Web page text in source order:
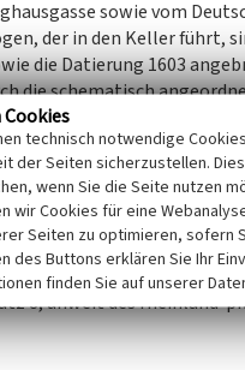
sowie vom
der in den Keller führt,
die Datierung 1603
die schematisch
Schlossanlage vermittelt.
sich am Hauptzugang
welcher sich
abschließt.
8, unweit des rheinland-
technisch notwendige
der Seiten sicherzustellen.
wenn Sie die Seite nutzen
wir Cookies für eine
Seiten zu optimieren, sofern
des Buttons erklären Sie Ihr
finden Sie auf unserer